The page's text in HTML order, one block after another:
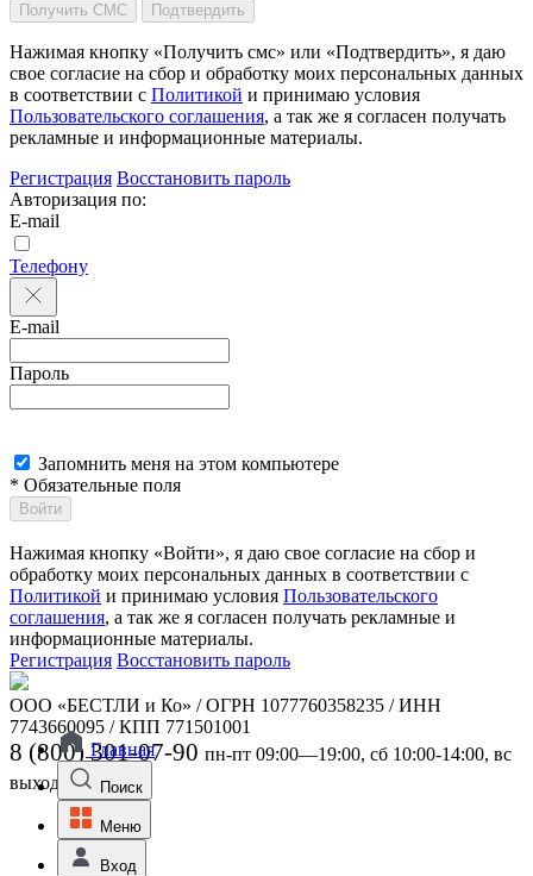
Получить СМС Подтвердить
Нажимая кнопку «Получить смс» или «Подтвердить», я даю
свое согласие на сбор и обработку моих персональных данных
в соответствии с Политикой и принимаю условия
Пользовательского соглашения, а так же я согласен получать
рекламные и информационные материалы.
Регистрация Восстановить пароль
Авторизация по:
E-mail
Телефону
E-mail
Пароль
Запомнить меня на этом компьютере
* Обязательные поля
Войти
Нажимая кнопку «Войти», я даю свое согласие на сбор и
обработку моих персональных данных в соответствии с
Политикой и принимаю условия Пользовательского
соглашения, а так же я согласен получать рекламные и
информационные материалы.
Регистрация Восстановить пароль
ООО «БЕСТЛИ и Ко» / ОГРН 1077760358235 / ИНН
7743660095 / КПП 771501001
8 (800) 301-07-90 пн-пт 09:00—19:00, сб 10:00-14:00, вс
выходной
Главная
Поиск
Меню
Вход